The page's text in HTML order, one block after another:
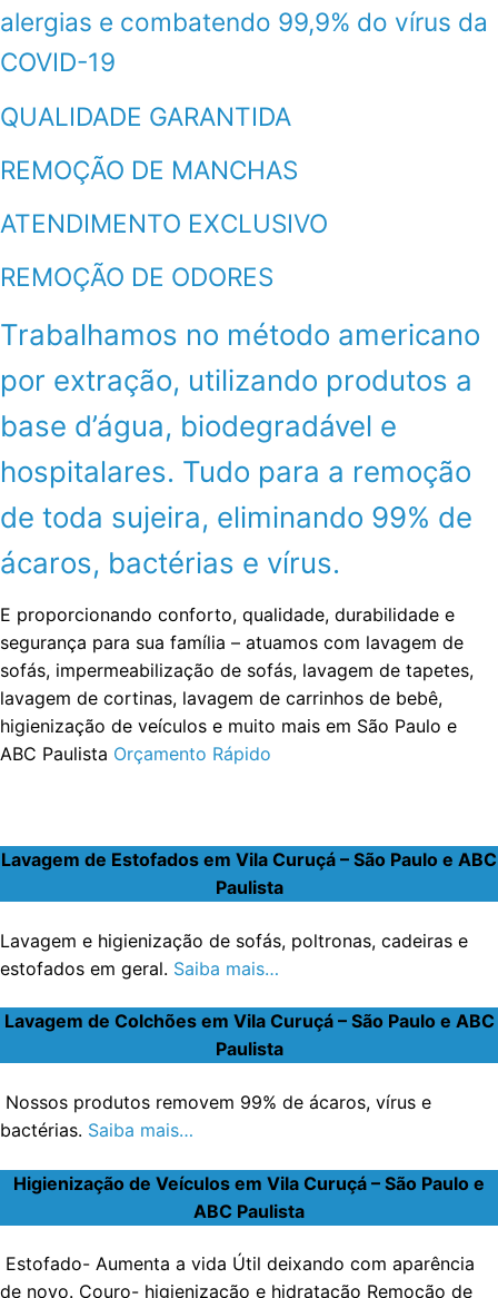
alergias e combatendo 99,9% do vírus da
COVID-19
QUALIDADE GARANTIDA
REMOÇÃO DE MANCHAS
ATENDIMENTO EXCLUSIVO
REMOÇÃO DE ODORES
Trabalhamos no método americano
por extração, utilizando produtos a
base d’água, biodegradável e
hospitalares. Tudo para a remoção
de toda sujeira, eliminando 99% de
ácaros, bactérias e vírus.
E proporcionando conforto, qualidade, durabilidade e
segurança para sua família – atuamos com lavagem de
sofás, impermeabilização de sofás, lavagem de tapetes,
lavagem de cortinas, lavagem de carrinhos de bebê,
higienização de veículos e muito mais em São Paulo e
ABC Paulista Orçamento Rápido
Lavagem de Estofados em Vila Curuçá – São Paulo e ABC
Paulista
Lavagem e higienização de sofás, poltronas, cadeiras e
estofados em geral. Saiba mais…
Lavagem de Colchões em Vila Curuçá – São Paulo e ABC
Paulista
Nossos produtos removem 99% de ácaros, vírus e
bactérias. Saiba mais…
Higienização de Veículos em Vila Curuçá – São Paulo e
ABC Paulista
Estofado- Aumenta a vida Útil deixando com aparência
de novo. Couro- higienização e hidratação Remoção de